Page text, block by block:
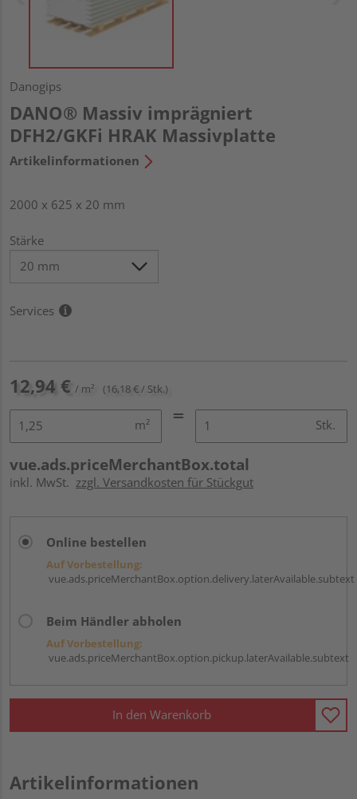
Danogips
DANO® Massiv imprägniert
DFH2/GKFi HRAK Massivplatte
Artikelinformationen
2000 x 625 x 20 mm
Stärke
Services
12,94 € / m² (16,18 € / Stk.)
m² Stk.
vue.ads.priceMerchantBox.total
inkl. MwSt. zzgl. Versandkosten für Stückgut
Online bestellen
Auf Vorbestellung:
vue.ads.priceMerchantBox.option.delivery.laterAvailable.subtext
Beim Händler abholen
Auf Vorbestellung:
vue.ads.priceMerchantBox.option.pickup.laterAvailable.subtext
In den Warenkorb
Artikelinformationen